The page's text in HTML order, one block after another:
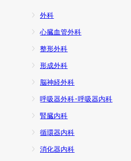
外科
心臓血管外科
整形外科
形成外科
脳神経外科
呼吸器外科･呼吸器内科
腎臓内科
循環器内科
消化器内科